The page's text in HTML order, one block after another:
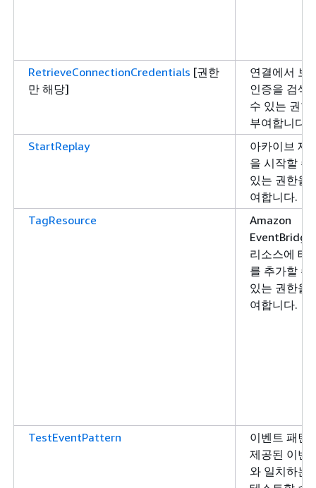
RetrieveConnectionCredentials [권한
만 해당]
연결에서 보
인증을 검색
수 있는 권한
부여합니다.
StartReplay
아카이브 재
을 시작할 수
있는 권한을
여합니다.
TagResource
Amazon
EventBridge
리소스에 태
를 추가할 수
있는 권한을
여합니다.
TestEventPattern
이벤트 패턴
제공된 이벤
와 일치하는